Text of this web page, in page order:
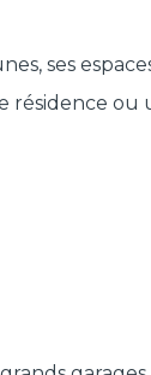
ses
ou